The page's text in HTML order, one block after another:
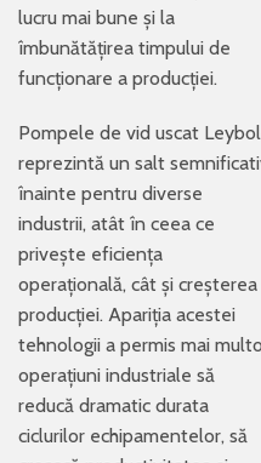
lucru mai bune și la
îmbunătățirea timpului de
funcționare a producției.
Pompele de vid uscat
reprezintă un salt
înainte pentru diverse
industrii, atât în ceea ce
privește eficiența
operațională, cât și creșterea
producției. Apariția acestei
tehnologii a permis mai
operațiuni industriale să
reducă dramatic durata
ciclurilor echipamentelor, să